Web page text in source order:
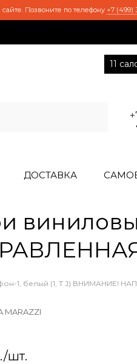
Позвоните по телефону +7 (499)
11
ДОСТАВКА
1, белый (1, Т J) ВНИМАНИЕ!
MARAZZI
шт.